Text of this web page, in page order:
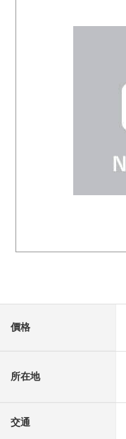
價格
所在地
交通